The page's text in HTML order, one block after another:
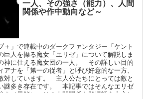
一人、その強さ（能力）、人間
関係や作中動向など～
」で連載中のダークファンタジー「ケント
巨人を操る魔女「エリゼ」について解説しま
に仕える魔女団の一人。 その詳しい目的
アナを「第一の従者」と呼び好意的な一方、
対しています。 主人公たちにとっては敵と
謎多き存在です。 本記事ではそんなエリゼ
さ（異能）、その人間関係や登場話を中心に